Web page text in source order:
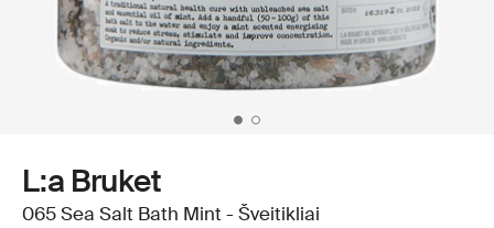
L:a Bruket
065 Sea Salt Bath Mint - Šveitikliai